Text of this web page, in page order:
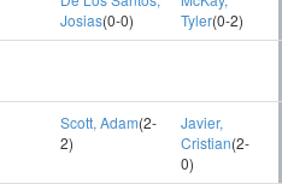
Josias(0-0)
Tyler(0-2)
Scott, Adam(2-
2)
Javier,
Cristian(2-
0)